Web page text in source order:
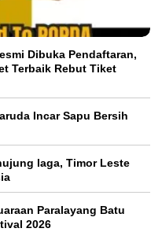
Dibuka Pendaftaran,
Terbaik Rebut Tiket
Incar Sapu Bersih
laga, Timor Leste
Paralayang Batu
2026